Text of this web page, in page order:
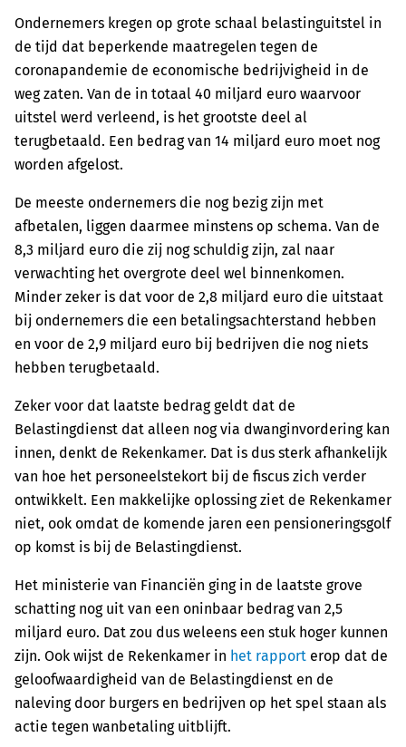
Ondernemers kregen op grote schaal belastinguitstel in
de tijd dat beperkende maatregelen tegen de
coronapandemie de economische bedrijvigheid in de
weg zaten. Van de in totaal 40 miljard euro waarvoor
uitstel werd verleend, is het grootste deel al
terugbetaald. Een bedrag van 14 miljard euro moet nog
worden afgelost.
De meeste ondernemers die nog bezig zijn met
afbetalen, liggen daarmee minstens op schema. Van de
8,3 miljard euro die zij nog schuldig zijn, zal naar
verwachting het overgrote deel wel binnenkomen.
Minder zeker is dat voor de 2,8 miljard euro die uitstaat
bij ondernemers die een betalingsachterstand hebben
en voor de 2,9 miljard euro bij bedrijven die nog niets
hebben terugbetaald.
Zeker voor dat laatste bedrag geldt dat de
Belastingdienst dat alleen nog via dwanginvordering kan
innen, denkt de Rekenkamer. Dat is dus sterk afhankelijk
van hoe het personeelstekort bij de fiscus zich verder
ontwikkelt. Een makkelijke oplossing ziet de Rekenkamer
niet, ook omdat de komende jaren een pensioneringsgolf
op komst is bij de Belastingdienst.
Het ministerie van Financiën ging in de laatste grove
schatting nog uit van een oninbaar bedrag van 2,5
miljard euro. Dat zou dus weleens een stuk hoger kunnen
zijn. Ook wijst de Rekenkamer in het rapport erop dat de
geloofwaardigheid van de Belastingdienst en de
naleving door burgers en bedrijven op het spel staan als
actie tegen wanbetaling uitblijft.